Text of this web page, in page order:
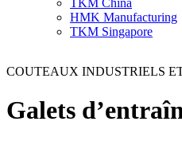
TKM China
HMK Manufacturing
TKM Singapore
COUTEAUX INDUSTRIELS
Galets